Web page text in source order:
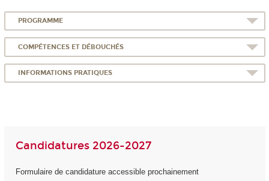
PROGRAMME
COMPÉTENCES ET DÉBOUCHÉS
INFORMATIONS PRATIQUES
Candidatures 2026-2027
Formulaire de candidature accessible prochainement